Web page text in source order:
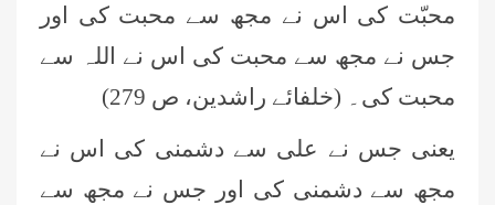
محبّت کی اس نے مجھ سے محبت کی اور
جس نے مجھ سے محبت کی اس نے اللہ سے
محبت کی۔ (خلفائے راشدین، ص 279)
یعنی جس نے علی سے دشمنی کی اس نے
مجھ سے دشمنی کی اور جس نے مجھ سے